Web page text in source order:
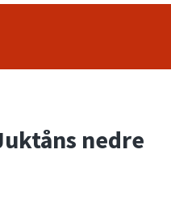
nedre